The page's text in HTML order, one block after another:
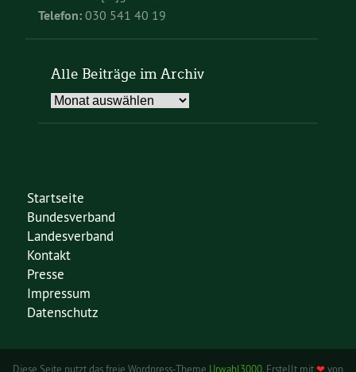
Telefon: 030 541 40 19
Alle Beiträge im Archiv
Alle
Startseite
Bundesverband
Landesverband
Kontakt
Presse
Impressum
Datenschutz
Diese Seite nutzt das freie Wordpress-Theme Urwahl3000. Erstellt mit❤ von